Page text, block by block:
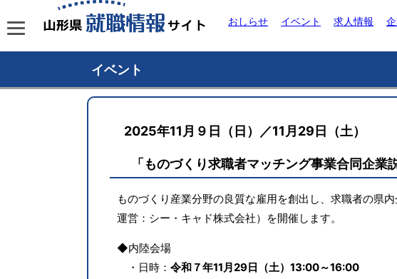
おしらせ イベント 求人情報
イベント
2025年11月９日（日）／11月29日（土）
「ものづくり求職者マッチング事業合同企業
ものづくり産業分野の良質な雇用を創出し、求職者の県
運営：シー・キャド株式会社）を開催します。
◆内陸会場
・日時： 令和７年11月29日（土）13:00～16:00